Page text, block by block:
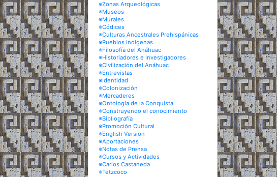
※Zonas Arqueológicas
※Museos
※Murales
※Códices
※Culturas Ancestrales Prehispánicas
※Pueblos Indígenas
※Filosofía del Anáhuac
※Historiadores e Investigadores
※Civilización del Anáhuac
※Entrevistas
※Identidad
※Colonización
※Mercaderes
※Ontología de la Conquista
※Construyendo el conocimiento
※Bibliografía
※Promoción Cultural
※English Version
※Aportaciones
※Notas de Prensa
※Cursos y Actividades
※Carlos Castaneda
※Tetzcoco